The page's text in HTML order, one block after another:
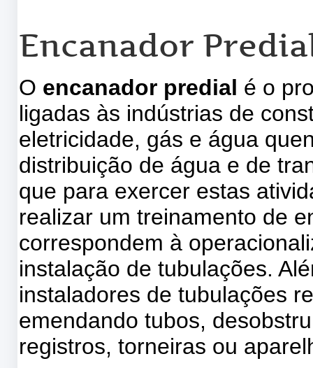
Encanador
O encanador predial é o
ligadas às indústrias de
eletricidade, gás e água
distribuição de água e de
que para exercer estas
realizar um treinamento de
correspondem à
instalação de tubulações.
instaladores de tubulações
emendando tubos,
registros, torneiras ou